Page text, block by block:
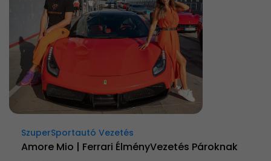
SzuperSportautó Vezetés
Amore Mio | Ferrari ÉlményVezetés Pároknak